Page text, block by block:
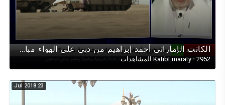
الكاتب الإماراتي أحمد إبراهيم من دبي على الهواء مباشرة لقناة روسيا اليوم RT/موسكو عن جزيرة سقطرى
KatibEmaraty · 2952 المشاهدات
23 Jul 2018